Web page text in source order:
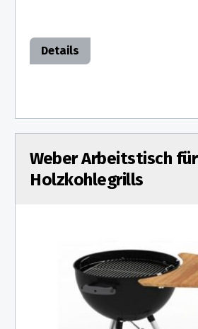
Details
Weber Arbeitstisch für
Holzkohlegrills